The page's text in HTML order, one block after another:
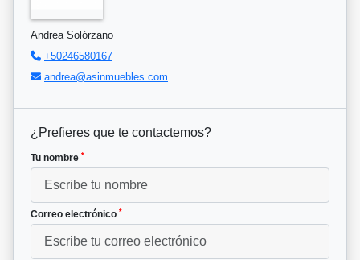
Andrea Solórzano
+50246580167
andrea@asinmuebles.com
¿Prefieres que te contactemos?
Tu nombre *
Correo electrónico *